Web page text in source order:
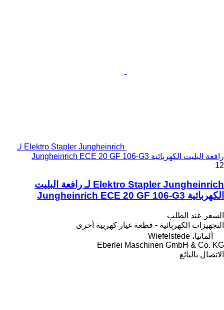
Elektro Stapler Jungheinrich لـ
رافعة البليت الكهربائية Jungheinrich ECE 20 GF 106-G3
12
Elektro Stapler Jungheinrich لـ رافعة البليت
الكهربائية Jungheinrich ECE 20 GF 106-G3
السعر عند الطلب
التجهيزات الكهربائية - قطعة غيار كهربية أخرى
ألمانيا، Wiefelstede
Eberlei Maschinen GmbH & Co. KG
الاتصال بالبائع